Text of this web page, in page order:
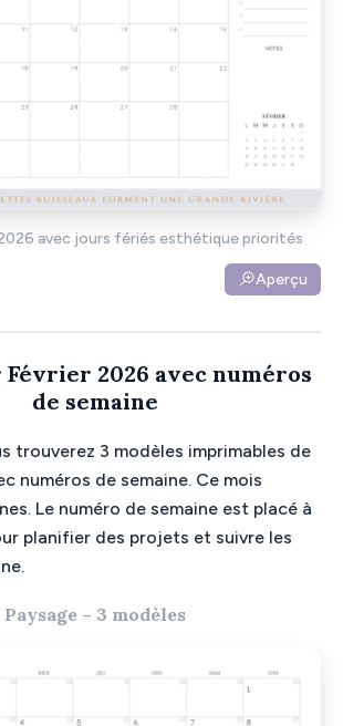
avec jours fériés esthétique priorités
Aperçu
2026 avec numéros
de semaine
trouverez 3 modèles imprimables de
numéros de semaine. Ce mois
Le numéro de semaine est placé à
planifier des projets et suivre les
Paysage – 3 modèles